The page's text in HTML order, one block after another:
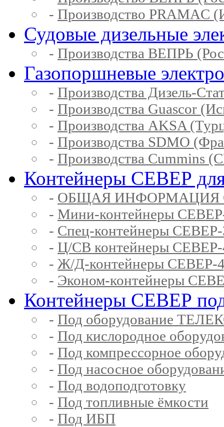
- Производство PRAMAC
Судовые дизельные
- Производства ВЕПРЬ
Газопоршневые
- Производства Дизель-
- Производства Guascor
- Производства AKSA
- Производства SDMO
- Производства Cummins
Контейнеры СЕВЕР для
- ОБЩАЯ ИНФОРМАЦИЯ
- Мини-контейнеры
- Спец-контейнеры
- Ц/СВ контейнеры
- Ж/Д-контейнеры
- Эконом-контейнеры
Контейнеры СЕВЕР
- Под оборудование
- Под кислородное
- Под компрессорное
- Под насосное
- Под водоподготовку
- Под топливные ёмкости
- Под ИБП